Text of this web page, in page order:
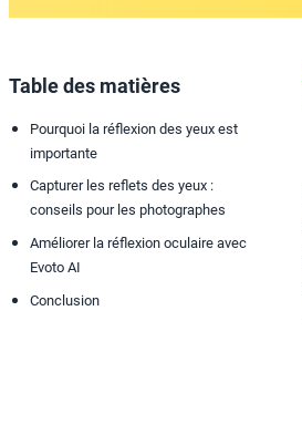
Table des matières
Pourquoi la réflexion des yeux est
importante
Capturer les reflets des yeux :
conseils pour les photographes
Améliorer la réflexion oculaire avec
Evoto AI
Conclusion